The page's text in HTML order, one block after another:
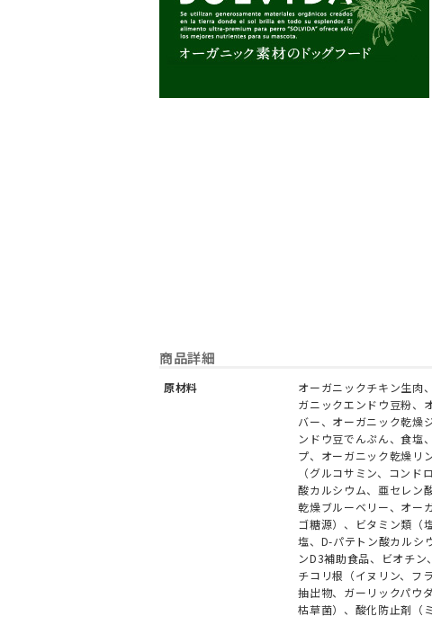
商品詳細
原材料
オーガニックチキン生肉
ガニックエンドウ豆粉、
バー、オーガニック乾燥
ンドウ豆でんぷん、食塩
プ、オーガニック乾燥リ
（グルコサミン、コン
酸カルシウム、亜セレン
乾燥ブルーベリー、オー
ゴ糖源）、ビタミン類（
塩、D-パテトン酸カルシ
ンD3補助食品、ビオチ
チコリ根（イヌリン、フ
抽出物、ガーリックパウ
枯草菌）、酸化防止剤（